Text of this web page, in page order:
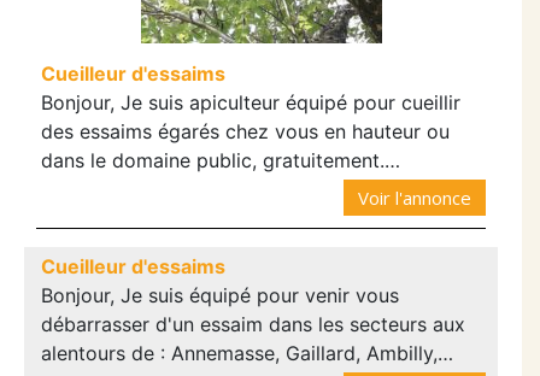
Cueilleur d'essaims
Bonjour, Je suis apiculteur équipé pour cueillir
des essaims égarés chez vous en hauteur ou
dans le domaine public, gratuitement.…
Voir l'annonce
Cueilleur d'essaims
Bonjour, Je suis équipé pour venir vous
débarrasser d'un essaim dans les secteurs aux
alentours de : Annemasse, Gaillard, Ambilly,…